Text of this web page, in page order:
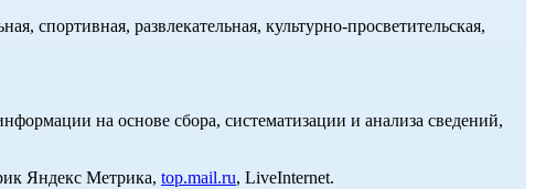
спортивная, развлекательная, культурно-просветительская,
на основе сбора, систематизации и анализа сведений,
Яндекс Метрика, top.mail.ru, LiveInternet.